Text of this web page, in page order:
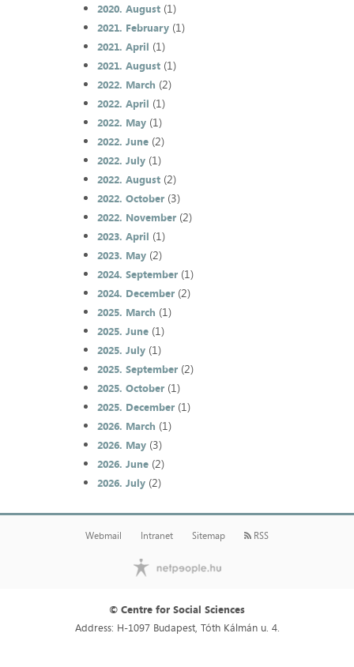
2020. August(1)
2021. February(1)
2021. April (1)
2021. August(1)
2022. March (2)
2022. April (1)
2022. May(1)
2022. June(2)
2022. July(1)
2022. August(2)
2022. October(3)
2022. November(2)
2023. April (1)
2023. May(2)
2024. September(1)
2024. December(2)
2025. March (1)
2025. June(1)
2025. July(1)
2025. September(2)
2025. October(1)
2025. December(1)
2026. March (1)
2026. May(3)
2026. June(2)
2026. July(2)
Webmail Intranet Sitemap RSS
© Centre for Social Sciences
Address: H-1097 Budapest, Tóth Kálmán u. 4.